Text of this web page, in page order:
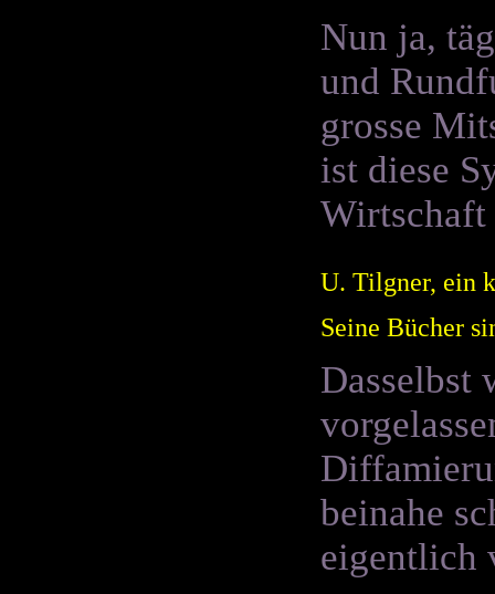
Nun ja,
und
grosse
ist diese
Wirtschaft
U. Tilgner, ein
Seine Bücher
Dasselbst
beinahe
eigentlich